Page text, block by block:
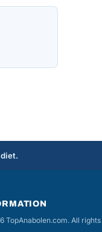
TopAnabolen.com. All